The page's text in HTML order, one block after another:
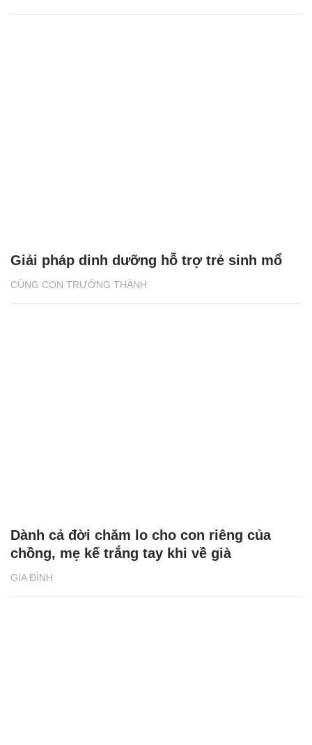
CÙNG CON TRƯỞNG THÀNH
Giải pháp dinh dưỡng hỗ trợ trẻ sinh mổ
GIA ĐÌNH
Dành cả đời chăm lo cho con riêng của
chồng, mẹ kế trắng tay khi về già